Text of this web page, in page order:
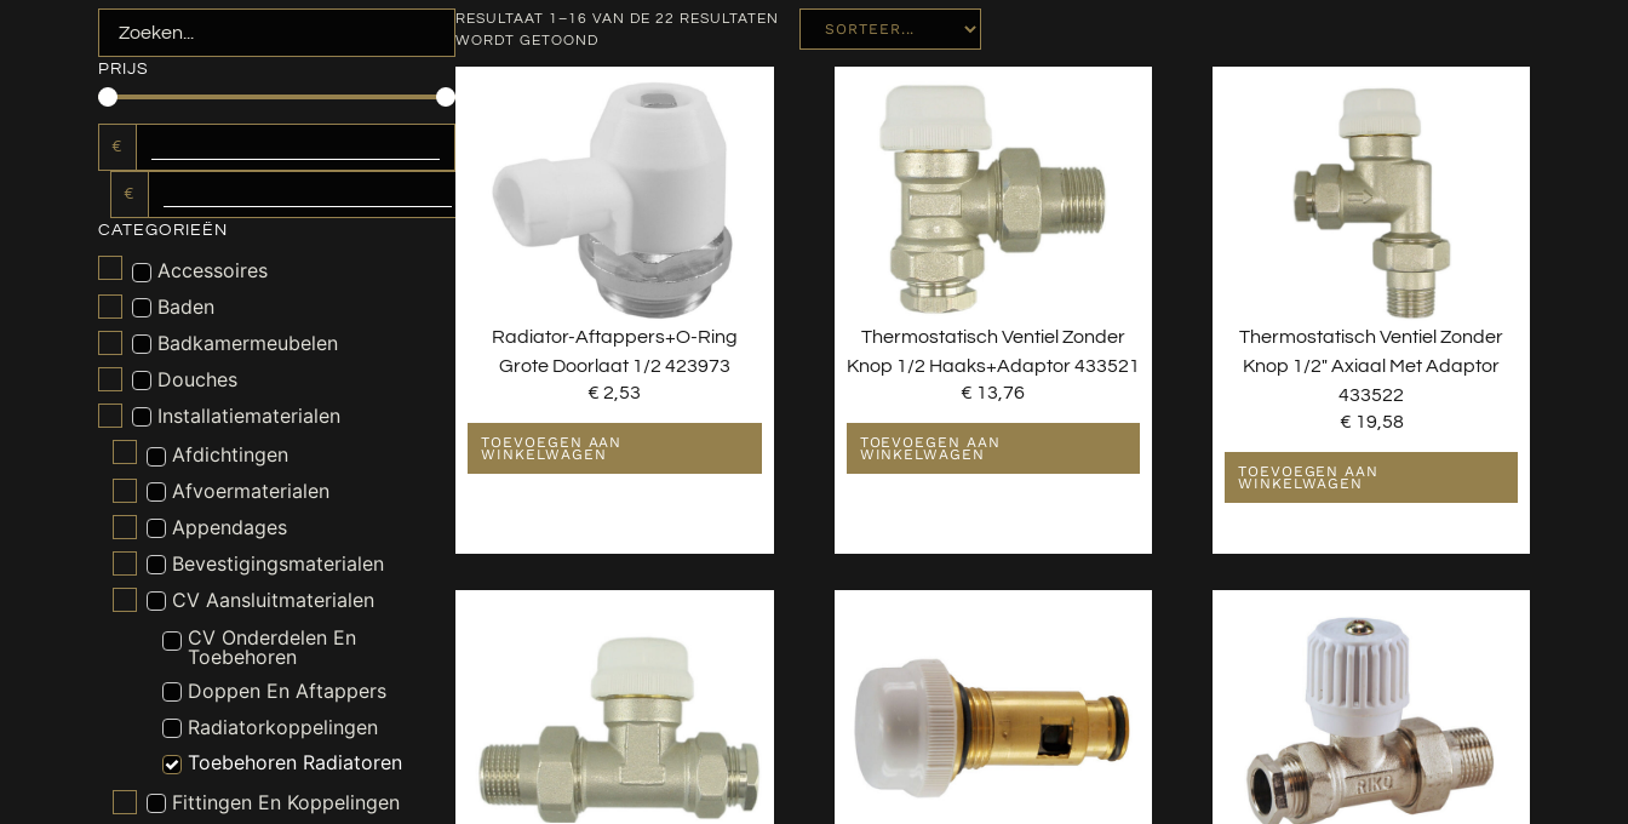
PRIJS
€
€
CATEGORIEËN
Accessoires
Baden
Badkamermeubelen
Douches
Installatiematerialen
Afdichtingen
Afvoermaterialen
Appendages
Bevestigingsmaterialen
CV Aansluitmaterialen
CV Onderdelen En
Toebehoren
Doppen En Aftappers
Radiatorkoppelingen
Toebehoren Radiatoren
Fittingen En Koppelingen
RESULTAAT 1–16 VAN DE 22 RESULTATEN
WORDT GETOOND
Radiator-Aftappers+O-Ring
Grote Doorlaat 1/2 423973
€ 2,53
TOEVOEGEN AAN
WINKELWAGEN
Thermostatisch Ventiel Zonder
Knop 1/2 Haaks+adaptor 433521
€ 13,76
TOEVOEGEN AAN
WINKELWAGEN
Thermostatisch Ventiel Zonder
Knop 1/2″ Axiaal Met Adaptor
433522
€ 19,58
TOEVOEGEN AAN
WINKELWAGEN